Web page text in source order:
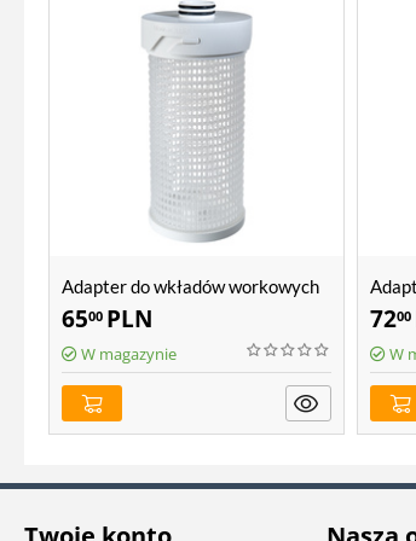
Adapter do wkładów workowych
Atlas Filtri 10"
6500 PLN
W magazynie
Atlas
7200
W